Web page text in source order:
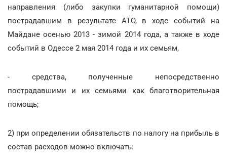
направления (либо закупки гуманитарной помощи)
пострадавшим в результате АТО, в ходе событий на
Майдане осенью 2013 - зимой 2014 года, а также в ходе
событий в Одессе 2 мая 2014 года и их семьям,
- средства, полученные непосредственно
пострадавшими и их семьями как благотворительная
помощь;
2) при определении обязательств по налогу на прибыль в
состав расходов можно включать: